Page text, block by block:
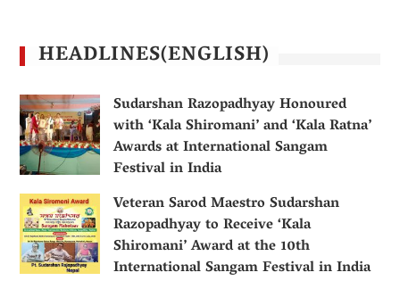
HEADLINES(ENGLISH)
Sudarshan Razopadhyay Honoured
with ‘Kala Shiromani’ and ‘Kala Ratna’
Awards at International Sangam
Festival in India
Veteran Sarod Maestro Sudarshan
Razopadhyay to Receive ‘Kala
Shiromani’ Award at the 10th
International Sangam Festival in India